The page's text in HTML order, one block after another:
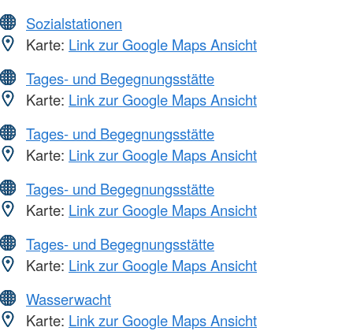
Sozialstationen
Karte: Link zur Google Maps Ansicht
Tages- und Begegnungsstätte
Karte: Link zur Google Maps Ansicht
Tages- und Begegnungsstätte
Karte: Link zur Google Maps Ansicht
Tages- und Begegnungsstätte
Karte: Link zur Google Maps Ansicht
Tages- und Begegnungsstätte
Karte: Link zur Google Maps Ansicht
Wasserwacht
Karte: Link zur Google Maps Ansicht